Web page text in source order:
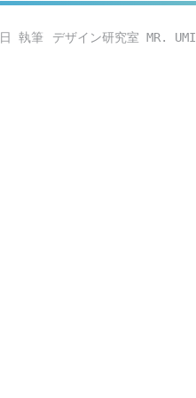
デザイン研究室 MR. UMI